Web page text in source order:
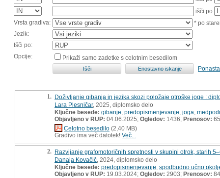
išči po
Vrsta gradiva:
* po
Jezik:
Išči po:
Opcije:
Prikaži samo zadetke s celotnim besedilom
1. Doživljanje gibanja in jezika skozi položaje otroške joge :
Lara Plesničar, 2025, diplomsko delo
Ključne besede: gibanje predopismenjevanje joga
Objavljeno v RUP: 04.06.2025; Ogledov: 1436; Prenosov: 65
Celotno besedilo (2,40 MB)
Gradivo ima več datotek! Več...
2. Razvijanje grafomotoričnih spretnosti v skupini otrok, starih
Danaja Kovačič , 2024, diplomsko delo
Ključne besede: predopismenjevanje spodbudno učno
Objavljeno v RUP: 19.03.2024; Ogledov: 2903; Prenosov: 84